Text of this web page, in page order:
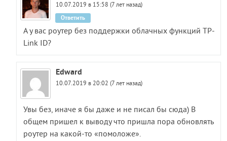
10.07.2019 в 15:58 (7 лет назад)
А у вас роутер без поддержки облачных функций TP-
Link ID?
Ответить
Edward
10.07.2019 в 20:02 (7 лет назад)
Увы без, иначе я бы даже и не писал бы сюда) В
общем пришел к выводу что пришла пора обновлять
роутер на какой-то «помоложе».